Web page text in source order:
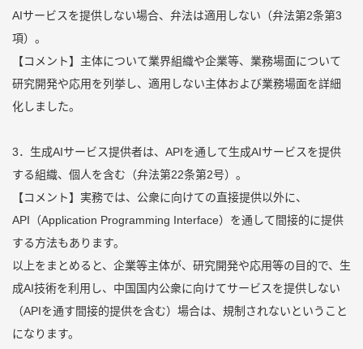
AIサービスを提供しない場合、弁法は適用しない（弁法第2条第3
項）。
【コメント】主体について業界組織や企業等、業務場面について
研究開発や応用を列挙し、適用しない主体および業務場面を詳細
化しました。
3．生成AIサービス提供者は、APIを通して生成AIサービスを提供
する組織、個人を含む（弁法第22条第2号）。
【コメント】実務では、公衆に向けての直接提供以外に、
API（Application Programming Interface）を通して間接的に提供
する方法もあります。
以上をまとめると、企業等主体が、研究開発や応用等の目的で、生
成AI技術を利用し、中国国内公衆に向けてサービスを提供しない
（APIを通す間接的提供を含む）場合は、規制されないということ
になります。